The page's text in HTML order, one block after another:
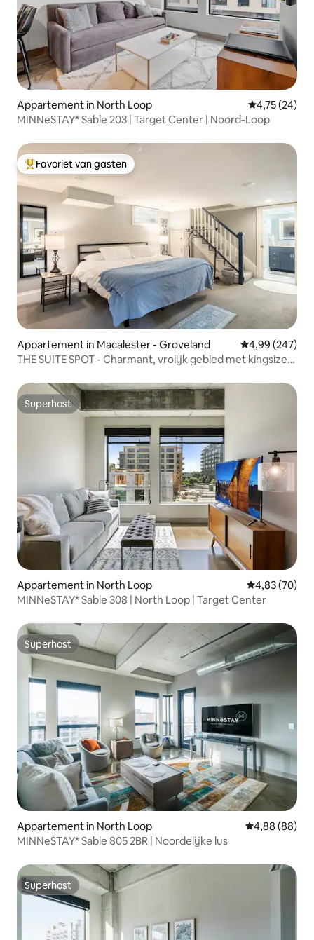
Appartement in North Loop Gemiddelde
4,75 (24)
MINNeSTAY* Sable 203 | Target Center | Noord-Loop
Topfavoriet van gasten
Favoriet van gasten
Appartement in Macalester - Groveland Gemiddelde
4,99 (247)
THE SUITE SPOT - Charmant, vrolijk gebied met kingsize
Superhost
Superhost
Appartement in North Loop Gemiddelde
4,83 (70)
MINNeSTAY* Sable 308 | North Loop | Target Center
Superhost
Superhost
Appartement in North Loop Gemiddelde
4,88 (88)
MINNeSTAY* Sable 805 2BR | Noordelijke lus
Superhost
Superhost